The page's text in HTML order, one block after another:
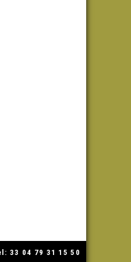
33 04 79 31 15 50